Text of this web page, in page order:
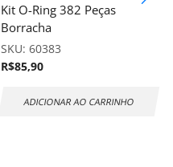
Kit O-Ring 382 Peças
Borracha
SKU: 60383
R$85,90
ADICIONAR AO CARRINHO